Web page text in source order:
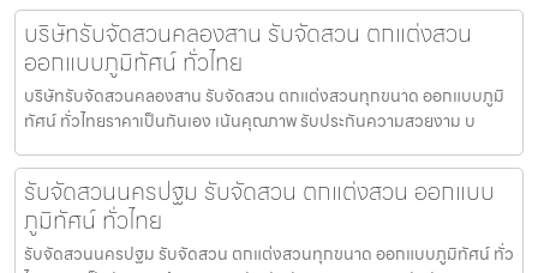
บริษัทรับจัดสวนคลองสาน รับจัดสวน ตกแต่งสวน
ออกแบบภูมิทัศน์ ทั่วไทย
บริษัทรับจัดสวนคลองสาน รับจัดสวน ตกแต่งสวนทุกขนาด ออกแบบภูมิ
ทัศน์ ทั่วไทยราคาเป็นกันเอง เน้นคุณภาพ รับประกันความสวยงาม บ
รับจัดสวนนครปฐม รับจัดสวน ตกแต่งสวน ออกแบบ
ภูมิทัศน์ ทั่วไทย
รับจัดสวนนครปฐม รับจัดสวน ตกแต่งสวนทุกขนาด ออกแบบภูมิทัศน์ ทั่ว